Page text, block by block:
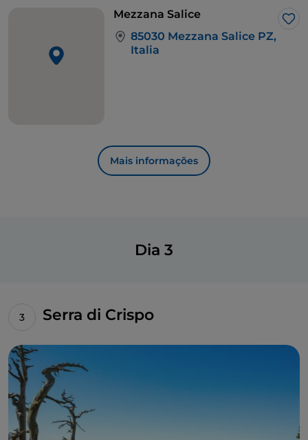
Frido, continua-se a subir em direção ao
Antes do final do trilho, encontra-se a
nascente "Spezzavummula" a 1664 m de altitude,
onde é possível aliviar as pernas cansadas
Mezzana Salice
85030 Mezzana Salice PZ,
Italia
Mais informações
Dia 3
Serra di Crispo